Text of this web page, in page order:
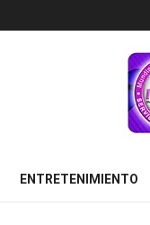
ENTRETENIMIENTO